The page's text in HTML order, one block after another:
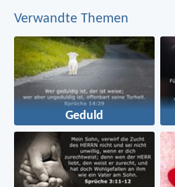
Verwandte Themen
Geduld